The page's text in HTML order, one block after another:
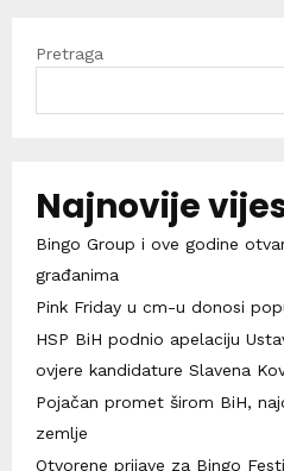
Pretraga
Najnovije
Bingo Group i ove godine
građanima
Pink Friday u cm-u donosi
HSP BiH podnio apelaciju
ovjere kandidature Slavena
Pojačan promet širom BiH,
zemlje
Otvorene prijave za Bingo